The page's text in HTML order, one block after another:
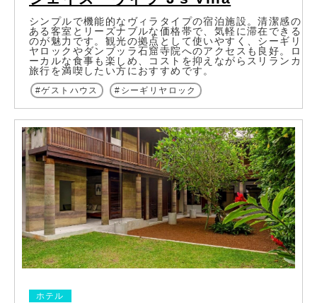
シンプルで機能的なヴィラタイプの宿泊施設。清潔感の
ある客室とリーズナブルな価格帯で、気軽に滞在できる
のが魅力です。観光の拠点として使いやすく、シーギリ
ヤロックやダンブッラ石窟寺院へのアクセスも良好。ロ
ーカルな食事も楽しめ、コストを抑えながらスリランカ
旅行を満喫したい方におすすめです。
ゲストハウス シーギリヤロック
ホテル